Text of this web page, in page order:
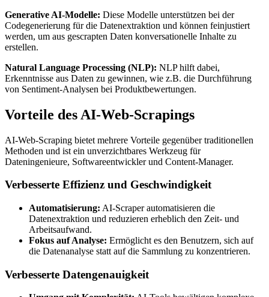
Generative AI-Modelle: Diese Modelle unterstützen bei der
Codegenerierung für die Datenextraktion und können feinjustiert
werden, um aus gescrapten Daten konversationelle Inhalte zu
erstellen.
Natural Language Processing (NLP): NLP hilft dabei,
Erkenntnisse aus Daten zu gewinnen, wie z.B. die Durchführung
von Sentiment-Analysen bei Produktbewertungen.
Vorteile des AI-Web-Scrapings
AI-Web-Scraping bietet mehrere Vorteile gegenüber traditionellen
Methoden und ist ein unverzichtbares Werkzeug für
Dateningenieure, Softwareentwickler und Content-Manager.
Verbesserte Effizienz und Geschwindigkeit
Automatisierung: AI-Scraper automatisieren die
Datenextraktion und reduzieren erheblich den Zeit- und
Arbeitsaufwand.
Fokus auf Analyse: Ermöglicht es den Benutzern, sich auf
die Datenanalyse statt auf die Sammlung zu konzentrieren.
Verbesserte Datengenauigkeit